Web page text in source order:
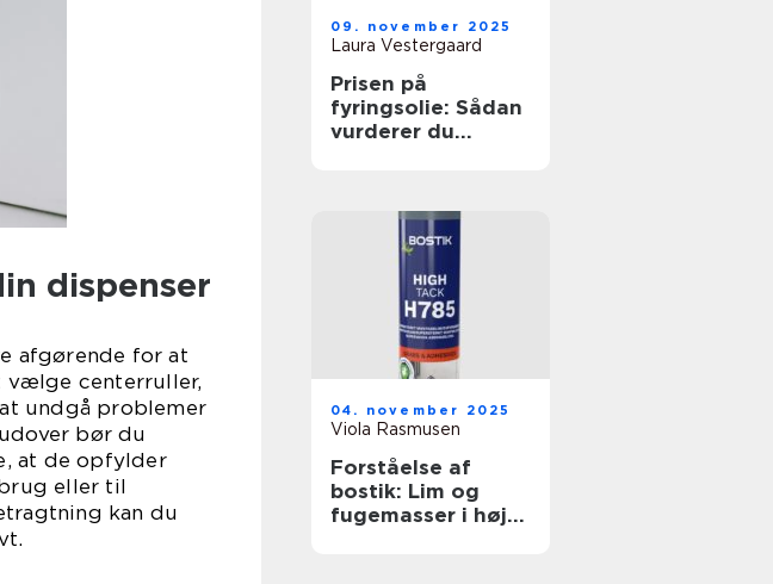
dispenser
afgørende for at
centerruller,
undgå problemer
bør du
at de opfylder
eller til
kan du
09. november 2025
Laura Vestergaard
Prisen på
fyringsolie: Sådan
vurderer du
04. november 2025
Viola Rasmusen
Forståelse af
bostik: Lim og
fugemasser i høj